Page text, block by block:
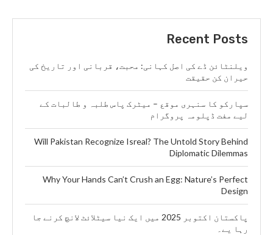
Recent Posts
ویلنٹائن ڈے کی اصل کہانی: محبت، قربانی اور تاریخ کی
حیران کن حقیقت
سپارکو کا سنہری موقع – میٹرک پاس طلبہ و طالبات کے
لیے مفت ڈپلومہ پروگرام
Will Pakistan Recognize Isreal? The Untold Story Behind
Diplomatic Dilemmas
Why Your Hands Can’t Crush an Egg: Nature’s Perfect
Design
پاکستان اکتوبر 2025 میں ایک نیا سیٹلائٹ لانچ کرنے جا
رہا یے۔